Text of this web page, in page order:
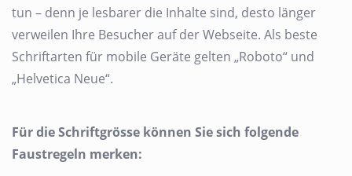
tun – denn je lesbarer die Inhalte sind, desto länger
verweilen Ihre Besucher auf der Webseite. Als beste
Schriftarten für mobile Geräte gelten „Roboto“ und
„Helvetica Neue“.
Für die Schriftgrösse können Sie sich folgende
Faustregeln merken: